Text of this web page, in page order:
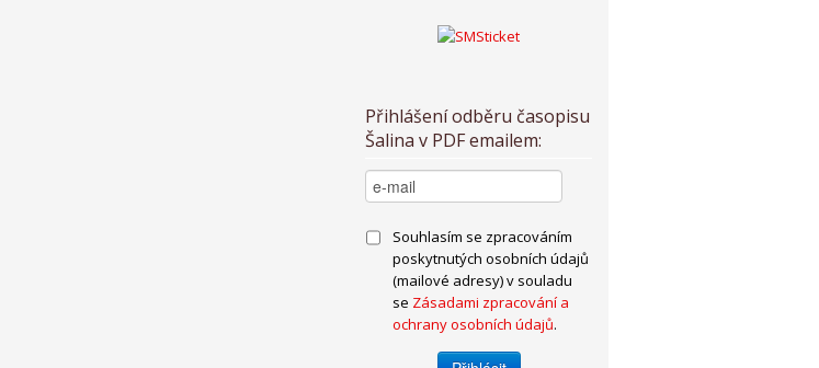
Přihlášení odběru časopisu
Šalina v PDF emailem:
Souhlasím se zpracováním
poskytnutých osobních údajů
(mailové adresy) v souladu
se Zásadami zpracování a
ochrany osobních údajů.